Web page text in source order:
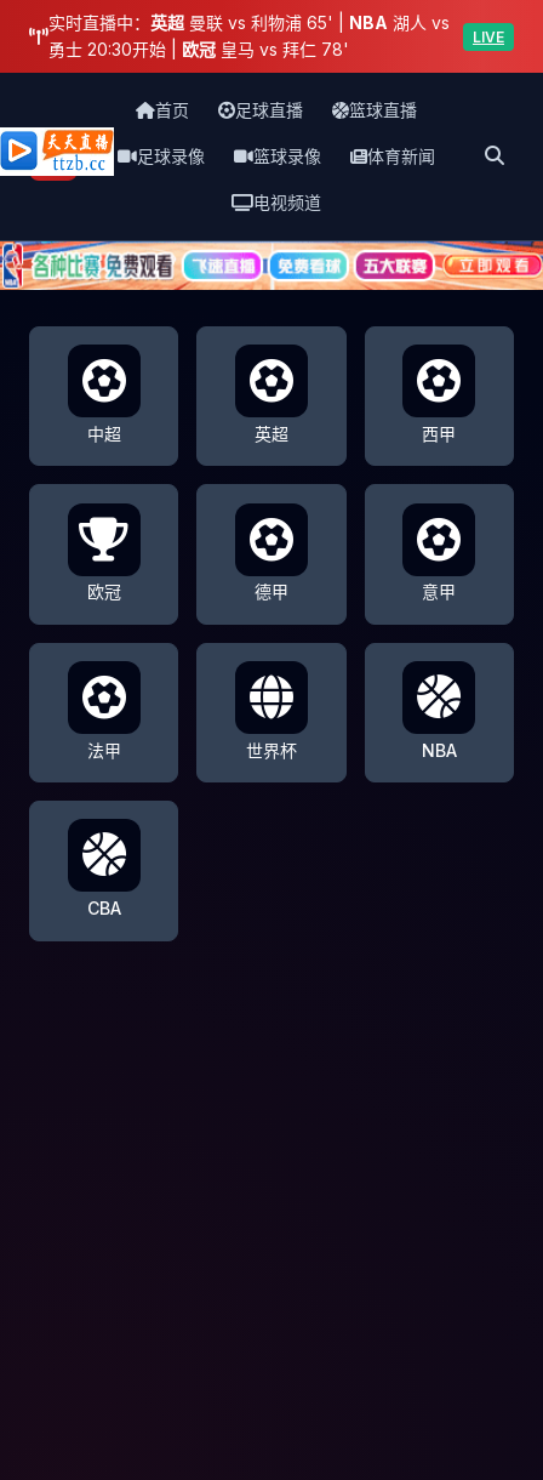
实时直播中： 英超 曼联 vs 利物浦 65' | NBA 湖人 vs
勇士 20:30开始 | 欧冠 皇马 vs 拜仁 78'
LIVE
天天直播网
首页 足球直播 篮球直播
足球录像 篮球录像 体育新闻
电视频道
中超 英超 西甲
欧冠 德甲 意甲
法甲 世界杯 NBA
CBA